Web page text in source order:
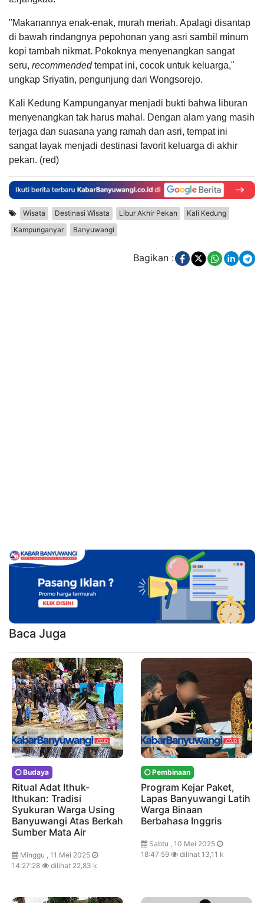
"Makanannya enak-enak, murah meriah. Apalagi disantap
di bawah rindangnya pepohonan yang asri sambil minum
kopi tambah nikmat. Pokoknya menyenangkan sangat
seru, recommended tempat ini, cocok untuk keluarga,"
ungkap Sriyatin, pengunjung dari Wongsorejo.
Kali Kedung Kampunganyar menjadi bukti bahwa liburan
menyenangkan tak harus mahal. Dengan alam yang masih
terjaga dan suasana yang ramah dan asri, tempat ini
sangat layak menjadi destinasi favorit keluarga di akhir
pekan. (red)
Wisata Destinasi Wisata Libur Akhir Pekan
Kali Kedung
Kampunganyar
Banyuwangi
Bagikan :
Baca Juga
Budaya
Ritual Adat Ithuk-
Ithukan: Tradisi
Syukuran Warga Using
Banyuwangi Atas Berkah
Sumber Mata Air
Minggu , 11 Mei 2025
14:27:28
dilihat 22,83 k
Pembinaan
Program Kejar Paket,
Lapas Banyuwangi Latih
Warga Binaan
Berbahasa Inggris
Sabtu , 10 Mei 2025
18:47:59
dilihat 13,11 k